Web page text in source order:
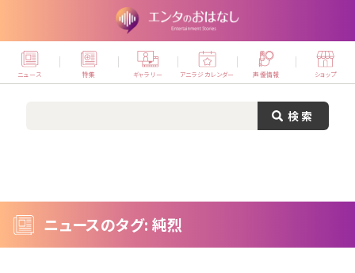
ニュース 特集 ギャラリー アニラジカレンダー 声優情報 ショップ
ニュースのタグ: 純烈